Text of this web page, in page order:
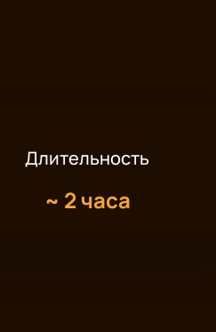
Длительность
~ 2 часа